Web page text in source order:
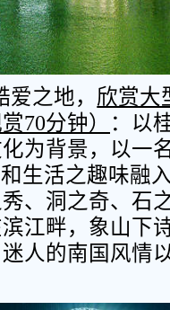
之地， 欣赏大
赏70分钟） ： 以
为背景，以一
生活之趣味融
、洞之奇、石
江畔，象山下
人的南国风情